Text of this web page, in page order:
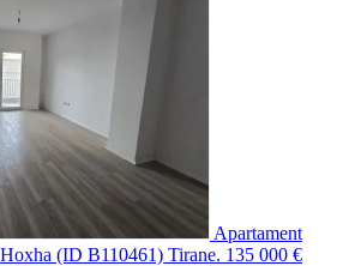
Apartament
(ID B110461) Tirane. 135 000 €